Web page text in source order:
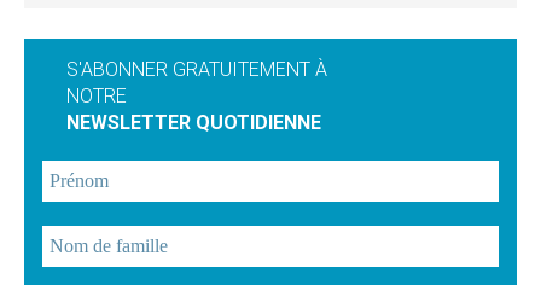
S'ABONNER GRATUITEMENT À
NOTRE
NEWSLETTER QUOTIDIENNE